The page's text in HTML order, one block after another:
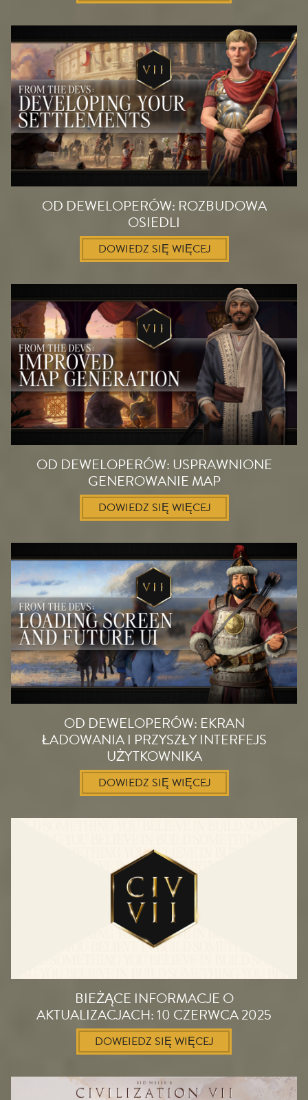
OD DEWELOPERÓW: ROZBUDOWA
OSIEDLI
DOWIEDZ SIĘ WIĘCEJ
OD DEWELOPERÓW: USPRAWNIONE
GENEROWANIE MAP
DOWIEDZ SIĘ WIĘCEJ
OD DEWELOPERÓW: EKRAN
ŁADOWANIA I PRZYSZŁY INTERFEJS
UŻYTKOWNIKA
DOWIEDZ SIĘ WIĘCEJ
BIEŻĄCE INFORMACJE O
AKTUALIZACJACH: 10 CZERWCA 2025
DOWEIEDZ SIĘ WIĘCEJ